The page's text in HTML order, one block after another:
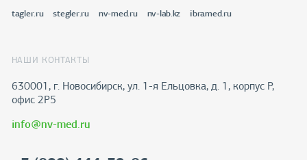
tagler.ru stegler.ru nv-med.ru nv-lab.kz ibramed.ru
НАШИ КОНТАКТЫ
630001, г. Новосибирск, ул. 1-я Ельцовка, д. 1, корпус Р,
офис 2Р5
info@nv-med.ru